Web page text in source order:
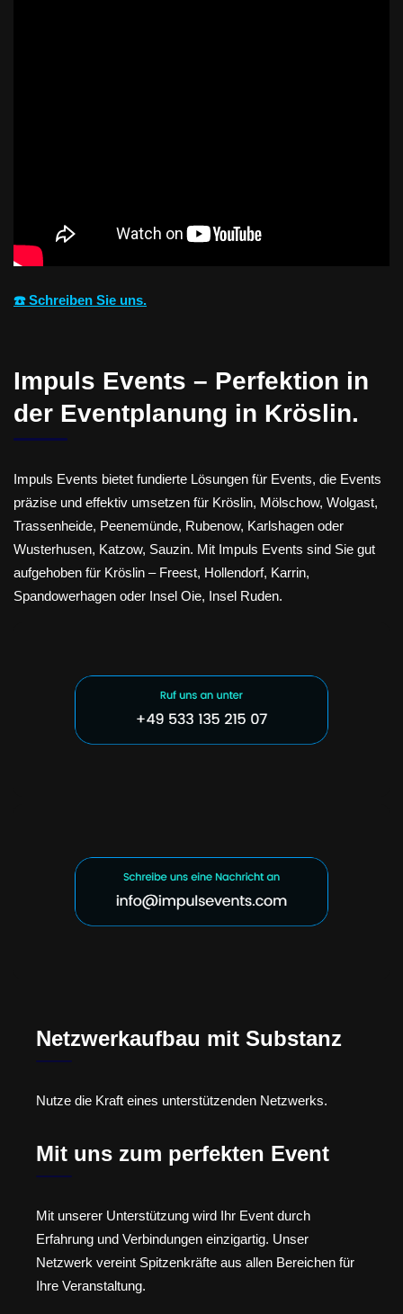
☎️ Schreiben Sie uns.
Impuls Events – Perfektion in
der Eventplanung in Kröslin.
Impuls Events bietet fundierte Lösungen für Events, die Events
präzise und effektiv umsetzen für Kröslin, Mölschow, Wolgast,
Trassenheide, Peenemünde, Rubenow, Karlshagen oder
Wusterhusen, Katzow, Sauzin. Mit Impuls Events sind Sie gut
aufgehoben für Kröslin – Freest, Hollendorf, Karrin,
Spandowerhagen oder Insel Oie, Insel Ruden.
Netzwerkaufbau mit Substanz
Nutze die Kraft eines unterstützenden Netzwerks.
Mit uns zum perfekten Event
Mit unserer Unterstützung wird Ihr Event durch
Erfahrung und Verbindungen einzigartig. Unser
Netzwerk vereint Spitzenkräfte aus allen Bereichen für
Ihre Veranstaltung.